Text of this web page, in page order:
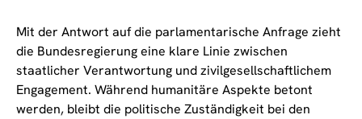
Mit der Antwort auf die parlamentarische Anfrage zieht
die Bundesregierung eine klare Linie zwischen
staatlicher Verantwortung und zivilgesellschaftlichem
Engagement. Während humanitäre Aspekte betont
werden, bleibt die politische Zuständigkeit bei den